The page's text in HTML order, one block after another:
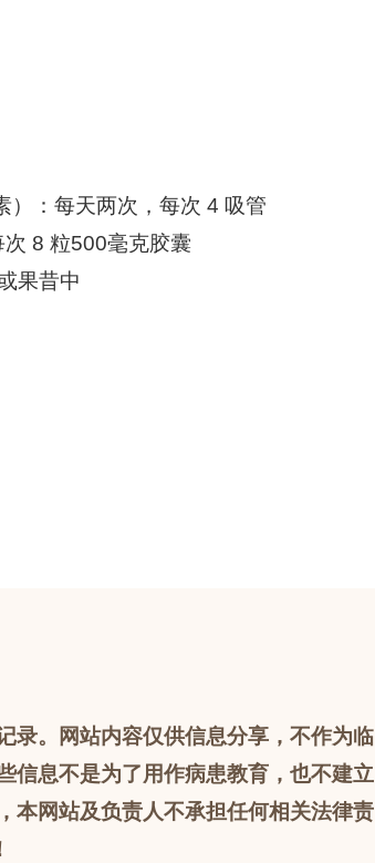
）：每天两次，每次 4 吸管
8 粒500毫克胶囊
果昔中
录。网站内容仅供信息分享，不作为临
信息不是为了用作病患教育，也不建立
本网站及负责人不承担任何相关法律责